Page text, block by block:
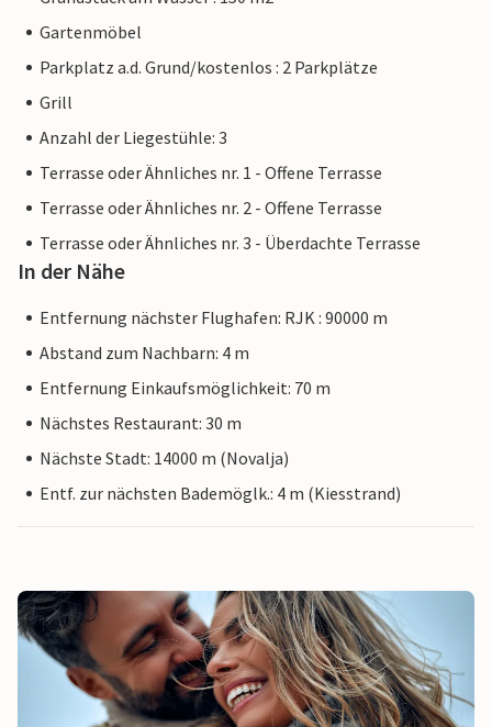
Gartenmöbel
Parkplatz a.d. Grund/kostenlos : 2 Parkplätze
Grill
Anzahl der Liegestühle: 3
Terrasse oder Ähnliches nr. 1 - Offene Terrasse
Terrasse oder Ähnliches nr. 2 - Offene Terrasse
Terrasse oder Ähnliches nr. 3 - Überdachte Terrasse
In der Nähe
Entfernung nächster Flughafen: RJK : 90000 m
Abstand zum Nachbarn: 4 m
Entfernung Einkaufsmöglichkeit: 70 m
Nächstes Restaurant: 30 m
Nächste Stadt: 14000 m (Novalja)
Entf. zur nächsten Bademöglk.: 4 m (Kiesstrand)